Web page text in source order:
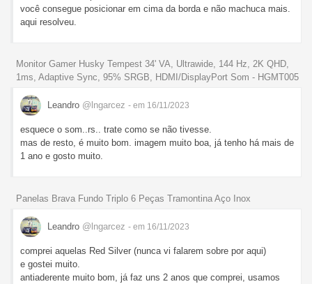
você consegue posicionar em cima da borda e não machuca mais.
aqui resolveu.
Monitor Gamer Husky Tempest 34' VA, Ultrawide, 144 Hz, 2K QHD,
1ms, Adaptive Sync, 95% SRGB, HDMI/DisplayPort Som - HGMT005
Leandro @lngarcez - em 16/11/2023
esquece o som..rs.. trate como se não tivesse.
mas de resto, é muito bom. imagem muito boa, já tenho há mais de
1 ano e gosto muito.
Panelas Brava Fundo Triplo 6 Peças Tramontina Aço Inox
Leandro @lngarcez - em 16/11/2023
comprei aquelas Red Silver (nunca vi falarem sobre por aqui)
e gostei muito.
antiaderente muito bom, já faz uns 2 anos que comprei, usamos